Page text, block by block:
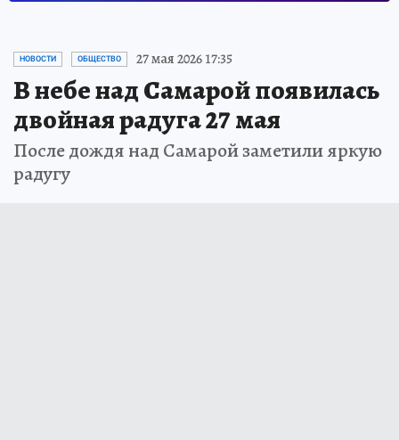
НОВОСТИ ОБЩЕСТВО 27 мая 2026 17:35
В небе над Самарой появилась
двойная радуга 27 мая
После дождя над Самарой заметили яркую
радугу